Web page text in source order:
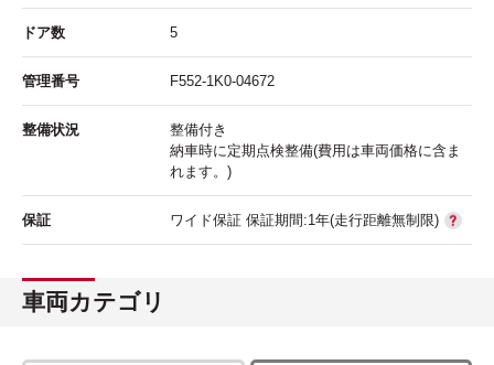
ドア数 5
管理番号 F552-1K0-04672
整備状況
整備付き
納車時に定期点検整備(費用は車両価格に含ま
れます。)
保証 ワイド保証 保証期間:1年(走行距離無制限)
車両カテゴリ